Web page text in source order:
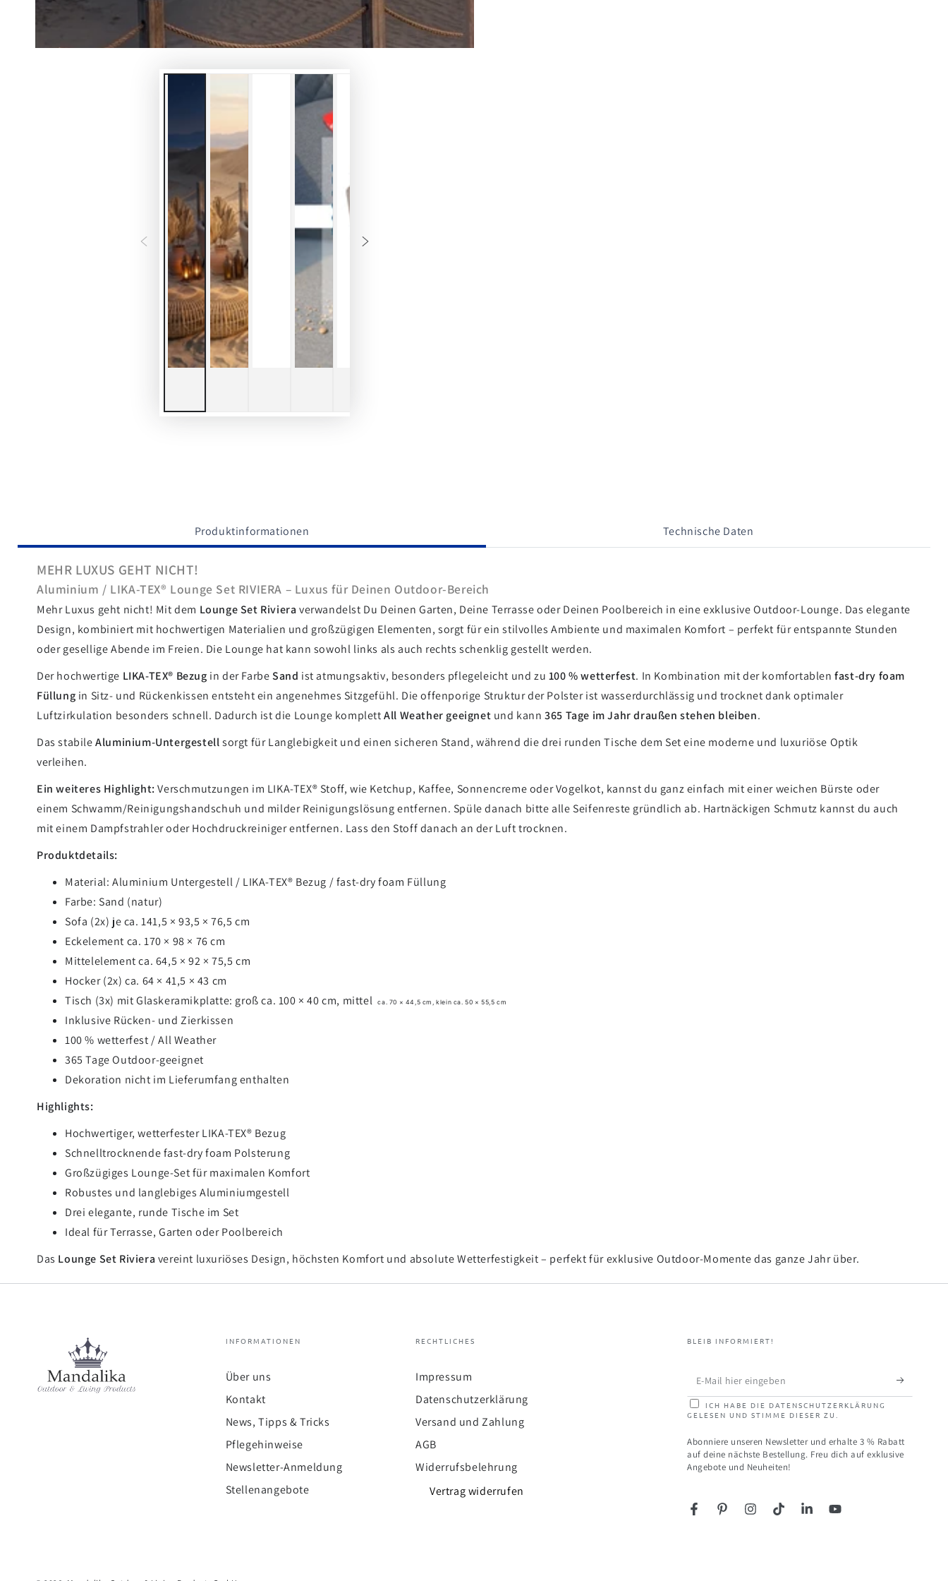
Produktinformationen Technische Daten
MEHR LUXUS GEHT NICHT!
Aluminium / LIKA-TEX® Lounge Set RIVIERA – Luxus für Deinen Outdoor-Bereich
Mehr Luxus geht nicht! Mit dem Lounge Set Riviera verwandelst Du Deinen Garten, Deine Terrasse oder Deinen Poolbereich in eine exklusive Outdoor-Lounge. Das elegante
Design, kombiniert mit hochwertigen Materialien und großzügigen Elementen, sorgt für ein stilvolles Ambiente und maximalen Komfort – perfekt für entspannte Stunden
oder gesellige Abende im Freien. Die Lounge hat kann sowohl links als auch rechts schenklig gestellt werden.
Der hochwertige LIKA-TEX® Bezug in der FarbeSand ist atmungsaktiv, besonders pflegeleicht und zu 100 % wetterfest. In Kombination mit der komfortablenfast-dry foam
Füllung in Sitz- und Rückenkissen entsteht ein angenehmes Sitzgefühl. Die offenporige Struktur der Polster ist wasserdurchlässig und trocknet dank optimaler
Luftzirkulation besonders schnell. Dadurch ist die Lounge komplettAll Weather geeignet und kann365 Tage im Jahr draußen stehen bleiben.
Das stabileAluminium-Untergestellsorgt für Langlebigkeit und einen sicheren Stand, während die drei runden Tische dem Set eine moderne und luxuriöse Optik
verleihen.
Ein weiteres Highlight: Verschmutzungen im LIKA-TEX® Stoff, wie Ketchup, Kaffee, Sonnencreme oder Vogelkot, kannst du ganz einfach mit einer weichen Bürste oder
einem Schwamm/Reinigungshandschuh und milder Reinigungslösung entfernen. Spüle danach bitte alle Seifenreste gründlich ab. Hartnäckigen Schmutz kannst du auch
mit einem Dampfstrahler oder Hochdruckreiniger entfernen. Lass den Stoff danach an der Luft trocknen.
Produktdetails:
Material: Aluminium Untergestell / LIKA-TEX® Bezug / fast-dry foam Füllung
Farbe: Sand (natur)
Sofa (2x) je ca. 141,5 × 93,5 × 76,5 cm
Eckelement ca. 170 × 98 × 76 cm
Mittelelement ca. 64,5 × 92 × 75,5 cm
Hocker (2x) ca. 64 × 41,5 × 43 cm
Tisch (3x) mit Glaskeramikplatte: groß ca. 100 × 40 cm, mittel
ca. 70 × 44,5 cm, klein ca. 50 × 55,5 cm
Inklusive Rücken- und Zierkissen
100 % wetterfest / All Weather
365 Tage Outdoor-geeignet
Dekoration nicht im Lieferumfang enthalten
Highlights:
Hochwertiger, wetterfester LIKA-TEX® Bezug
Schnelltrocknende fast-dry foam Polsterung
Großzügiges Lounge-Set für maximalen Komfort
Robustes und langlebiges Aluminiumgestell
Drei elegante, runde Tische im Set
Ideal für Terrasse, Garten oder Poolbereich
Das Lounge Set Riviera vereint luxuriöses Design, höchsten Komfort und absolute Wetterfestigkeit – perfekt für exklusive Outdoor-Momente das ganze Jahr über.
INFORMATIONEN
Über uns
Kontakt
News, Tipps & Tricks
Pflegehinweise
Newsletter-Anmeldung
Stellenangebote
RECHTLICHES
Impressum
Datenschutzerklärung
Versand und Zahlung
AGB
Widerrufsbelehrung
Vertrag widerrufen
BLEIB INFORMIERT!
E-
Mail
hier
eingeben
ICH HABE DIE DATENSCHUTZERKLÄRUNG
GELESEN UND STIMME DIESER ZU.
Abonniere unseren Newsletter und erhalte 3 % Rabatt
auf deine nächste Bestellung. Freu dich auf exklusive
Angebote und Neuheiten!
FacebookPinterestInstagramTikTokLinkedInYouTube